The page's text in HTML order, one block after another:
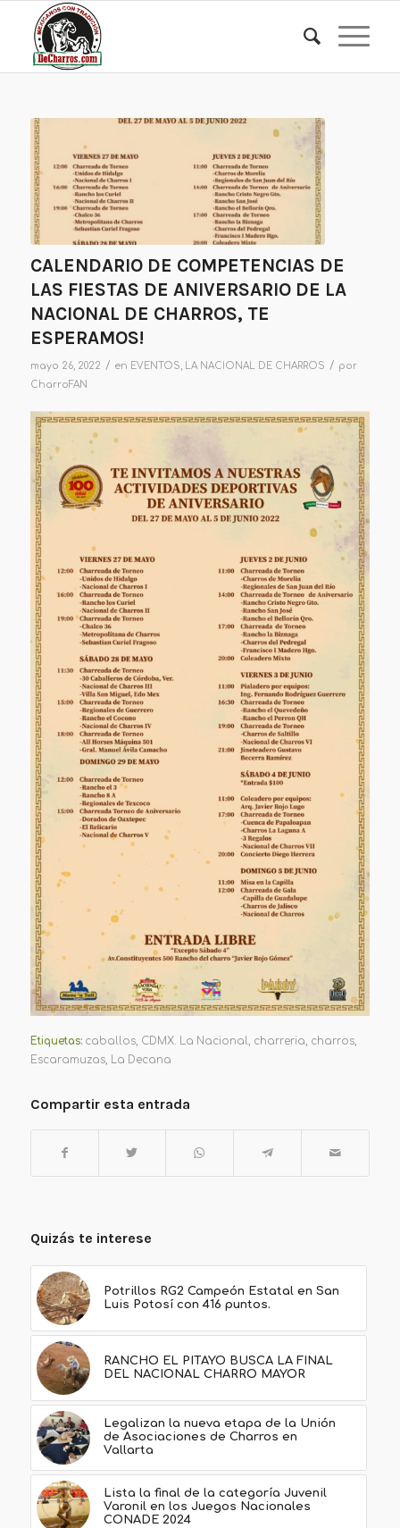
CALENDARIO DE COMPETENCIAS DE
LAS FIESTAS DE ANIVERSARIO DE LA
NACIONAL DE CHARROS, TE
ESPERAMOS!
mayo 26, 2022 / en EVENTOS LA NACIONAL DE CHARROS / por
CharroFAN
Etiquetas: caballos, CDMX. La Nacional, charreria, charros,
Escaramuzas, La Decana
Compartir esta entrada
Quizás te interese
Potrillos RG2 Campeón Estatal en San
Luis Potosí con 416 puntos.
RANCHO EL PITAYO BUSCA LA FINAL
DEL NACIONAL CHARRO MAYOR
Legalizan la nueva etapa de la Unión
de Asociaciones de Charros en
Vallarta
Lista la final de la categoría Juvenil
Varonil en los Juegos Nacionales
CONADE 2024